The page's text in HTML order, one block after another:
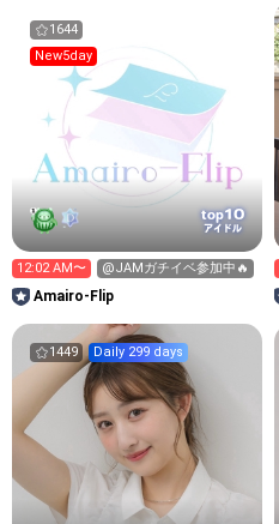
1644
New5day
top10
アイドル
12:02 AM〜 @JAMガチイベ参加中🔥
Amairo-Flip
1449 Daily 299 days